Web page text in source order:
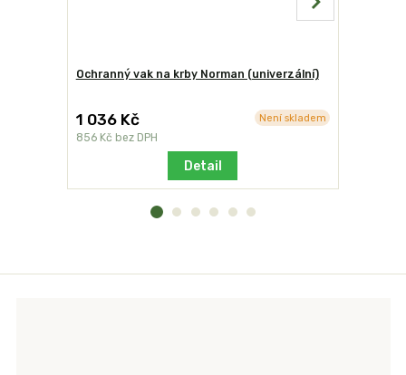
Ochranný vak na krby Norman (univerzální)
1 036 Kč
856 Kč bez DPH
Není skladem
Detail